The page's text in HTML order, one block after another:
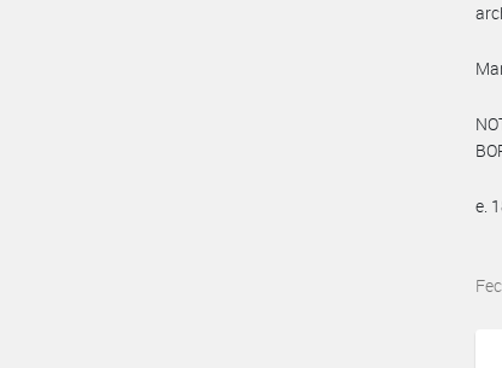
e.